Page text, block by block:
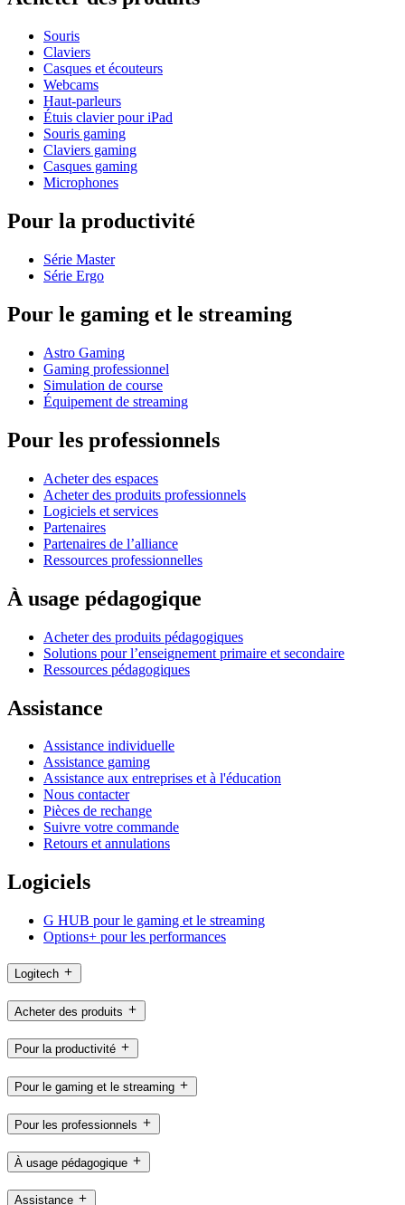
Souris
Claviers
Casques et écouteurs
Webcams
Haut-parleurs
Étuis clavier pour iPad
Souris gaming
Claviers gaming
Casques gaming
Microphones
Pour la productivité
Série Master
Série Ergo
Pour le gaming et le streaming
Astro Gaming
Gaming professionnel
Simulation de course
Équipement de streaming
Pour les professionnels
Acheter des espaces
Acheter des produits professionnels
Logiciels et services
Partenaires
Partenaires de l’alliance
Ressources professionnelles
À usage pédagogique
Acheter des produits pédagogiques
Solutions pour l’enseignement primaire et secondaire
Ressources pédagogiques
Assistance
Assistance individuelle
Assistance gaming
Assistance aux entreprises et à l'éducation
Nous contacter
Pièces de rechange
Suivre votre commande
Retours et annulations
Logiciels
G HUB pour le gaming et le streaming
Options+ pour les performances
Logitech
Acheter des produits
Pour la productivité
Pour le gaming et le streaming
Pour les professionnels
À usage pédagogique
Assistance